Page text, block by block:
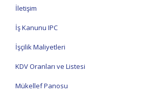
İletişim
İş Kanunu IPC
İşçilik Maliyetleri
KDV Oranları ve Listesi
Mükellef Panosu